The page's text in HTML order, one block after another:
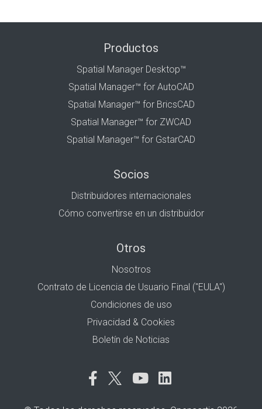
Productos
Spatial Manager Desktop™
Spatial Manager™ for AutoCAD
Spatial Manager™ for BricsCAD
Spatial Manager™ for ZWCAD
Spatial Manager™ for GstarCAD
Socios
Distribuidores internacionales
Cómo convertirse en un distribuidor
Otros
Nosotros
Contrato de Licencia de Usuario Final ("EULA")
Condiciones de uso
Privacidad & Cookies
Boletín de Noticias